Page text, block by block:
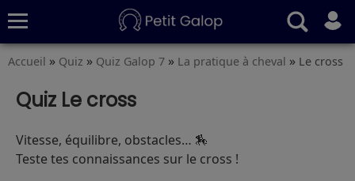
Quiz
Conseils
Fiches
S’abonner
Accueil » Quiz » Quiz Galop 7 » La pratique à cheval » Le cross
Quiz Le cross
Vitesse, équilibre, obstacles… 🏇
Teste tes connaissances sur le cross !